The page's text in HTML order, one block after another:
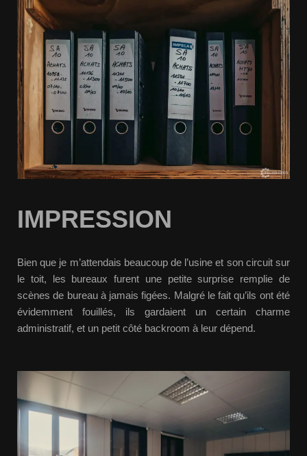
IMPRESSION
Bien que je m’attendais beaucoup de l’usine et son circuit sur
le toit, les bureaux furent une petite surprise remplie de
scènes de bureau à jamais figées. Malgré le fait qu’ils ont été
évidemment fouillés, ils gardaient un certain charme
administratif, et un petit côté backroom à leur dépend.